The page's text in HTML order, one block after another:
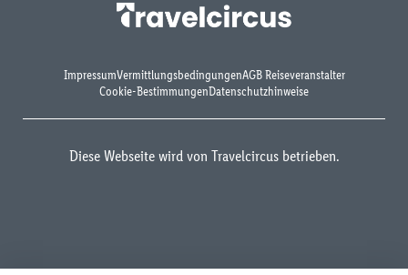
ImpressumVermittlungsbedingungenAGB Reiseveranstalter
Cookie-BestimmungenDatenschutzhinweise
Diese Webseite wird von Travelcircus betrieben.